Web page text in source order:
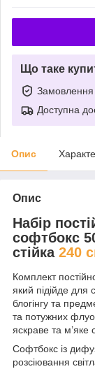
Що таке
Замовлення
Доступна
Опис
Опис
Набір
софтбокс
стійка240
Комплект
який підійде для
блогінгу та
та потужних
яскраве та м’яке
Софтбокс із
розсіювання